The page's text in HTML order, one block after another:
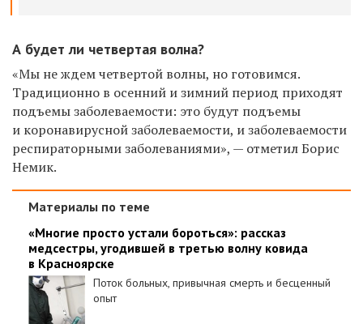
А будет ли четвертая волна?
«Мы не ждем четвертой волны, но готовимся.
Традиционно в осенний и зимний период приходят
подъемы заболеваемости: это будут подъемы
и коронавирусной заболеваемости, и заболеваемости
респираторными заболеваниями», — отметил Борис
Немик.
Материалы по теме
«Многие просто устали бороться»: рассказ
медсестры, угодившей в третью волну ковида
в Красноярске
Поток больных, привычная смерть и бесценный
опыт